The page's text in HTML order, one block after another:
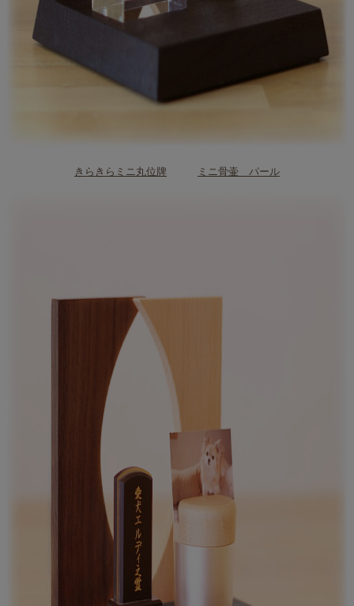
きらきらミニ丸位牌 ミニ骨壷 パール